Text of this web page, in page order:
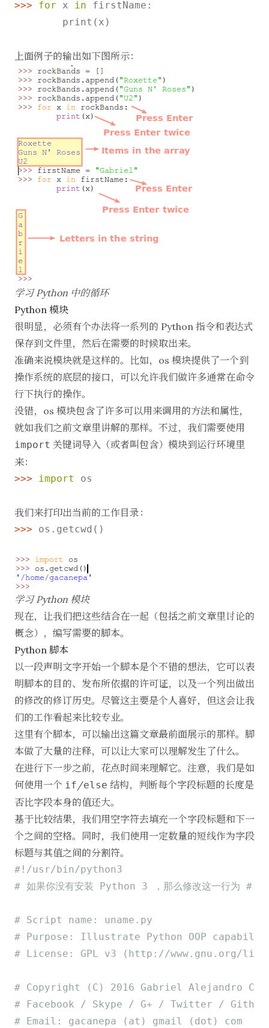
>>> for x in firstName:
        print(x)
上面例子的输出如下图所示：
学习 Python 中的循环
Python 模块
很明显，必须有个办法将一系列的 Python 指令和表达式
保存到文件里，然后在需要的时候取出来。
准确来说模块就是这样的。比如，os 模块提供了一个到
操作系统的底层的接口，可以允许我们做许多通常在命令
行下执行的操作。
没错，os 模块包含了许多可以用来调用的方法和属性，
就如我们之前文章里讲解的那样。不过，我们需要使用
import 关键词导入（或者叫包含）模块到运行环境里
来：
>>> import os
我们来打印出当前的工作目录：
>>> os.getcwd()
学习 Python 模块
现在，让我们把这些结合在一起（包括之前文章里讨论的
概念），编写需要的脚本。
Python 脚本
以一段声明文字开始一个脚本是个不错的想法，它可以表
明脚本的目的、发布所依据的许可证，以及一个列出做出
的修改的修订历史。尽管这主要是个人喜好，但这会让我
们的工作看起来比较专业。
这里有个脚本，可以输出这篇文章最前面展示的那样。脚
本做了大量的注释，可以让大家可以理解发生了什么。
在进行下一步之前，花点时间来理解它。注意，我们是如
何使用一个 if/else 结构，判断每个字段标题的长度是
否比字段本身的值还大。
基于比较结果，我们用空字符去填充一个字段标题和下一
个之间的空格。同时，我们使用一定数量的短线作为字段
标题与其值之间的分割符。
#!/usr/bin/python3
# 如果你没有安装 Python 3 ，那么修改这一行为
# Script name: uname.py
# Purpose: Illustrate Python OOP
# License: GPL v3 (http://www.gnu.org/
# Copyright (C) 2016 Gabriel Alejandro
# ​Facebook / Skype / G+ / Twitter / Github:
# Email: gacanepa (at) gmail (dot) com